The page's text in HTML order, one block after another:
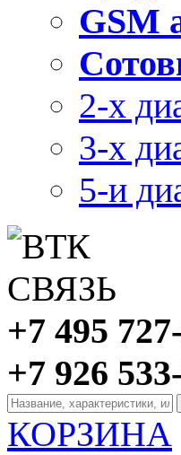
GSM
2-х
3-х
5-и
+7 495
+7 926
КОРЗИНА